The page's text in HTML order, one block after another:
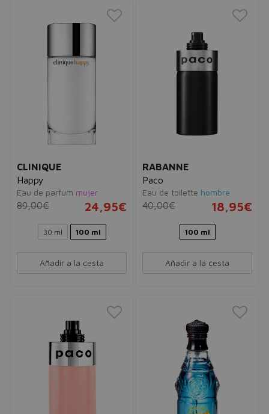
CLINIQUE
Happy
Eau de parfum mujer
89,00€ 24,95€
30 ml 100 ml
Añadir a la cesta
RABANNE
Paco
Eau de toilette hombre
40,00€ 18,95€
100 ml
Añadir a la cesta